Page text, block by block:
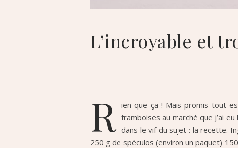
L’incroyable et
R ien que ça ! Mais promis tout
framboises au marché que j’ai
dans le vif du sujet : la recette.
250 g de spéculos (environ un paquet)